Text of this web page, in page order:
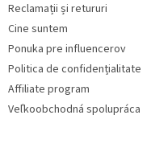
Reclamații și retururi
Cine suntem
Ponuka pre influencerov
Politica de confidențialitate
Affiliate program
Veľkoobchodná spolupráca